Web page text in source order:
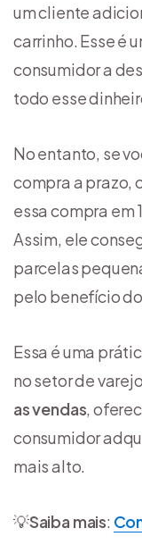
um cliente
carrinho. Esse é
consumidor a
todo esse
No entanto, se
compra a prazo,
essa compra em
Assim, ele
parcelas
pelo benefício
Essa é uma
no setor de
as vendas,
consumidor
mais alto.
💡Saiba mais: